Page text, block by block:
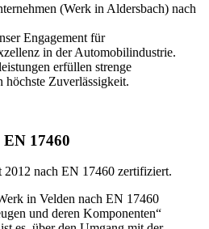
(Werk in Aldersbach) nach
Engagement für
in der Automobilindustrie.
erfüllen strenge
höchste Zuverlässigkeit.
17460
2012 nach EN 17460 zertifiziert.
in Velden nach EN 17460
und deren Komponenten“